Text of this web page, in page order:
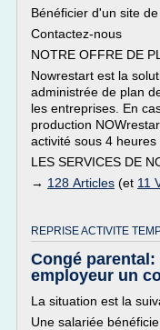
Bénéficier d'un site
Contactez-nous
NOTRE OFFRE DE
Nowrestart est la
administrée de plan
les entreprises. En
production
activité sous 4 heures
LES SERVICES DE
→ 128 Articles (et 11
REPRISE ACTIVITE
Congé
employeur un
La situation est la
Une salariée